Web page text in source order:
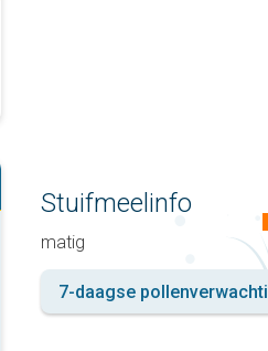
Stuifmeelinfo
matig
7-daagse